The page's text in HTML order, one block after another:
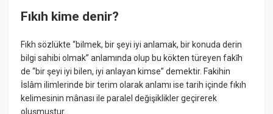
Fıkıh kime denir?
Fıkh sözlükte “bilmek, bir şeyi iyi anlamak, bir konuda derin
bilgi sahibi olmak” anlamında olup bu kökten türeyen fakīh
de “bir şeyi iyi bilen, iyi anlayan kimse” demektir. Fakihin
İslâm ilimlerinde bir terim olarak anlamı ise tarih içinde fıkıh
kelimesinin mânası ile paralel değişiklikler geçirerek
oluşmuştur.